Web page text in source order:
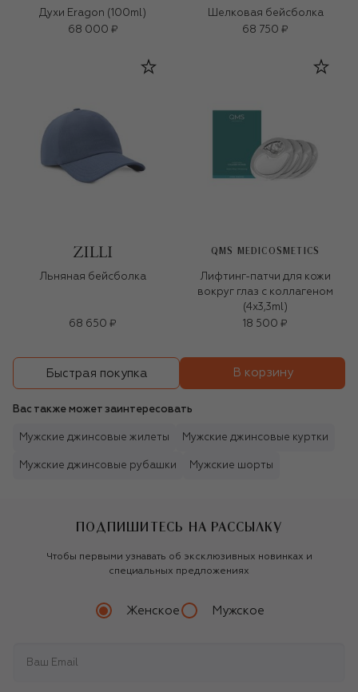
Духи Eragon (100ml)
68 000 ₽
Шелковая бейсболка
68 750 ₽
Льняная бейсболка
68 650 ₽
QMS MEDICOSMETICS
Лифтинг-патчи для кожи
вокруг глаз с коллагеном
(4x3,3ml)
18 500 ₽
Быстрая покупка В корзину
Вас также может заинтересовать
Мужские джинсовые жилеты Мужские джинсовые куртки
Мужские джинсовые рубашки Мужские шорты
ПОДПИШИТЕСЬ НА РАССЫЛКУ
Чтобы первыми узнавать об эксклюзивных новинках и
специальных предложениях
Женское Мужское